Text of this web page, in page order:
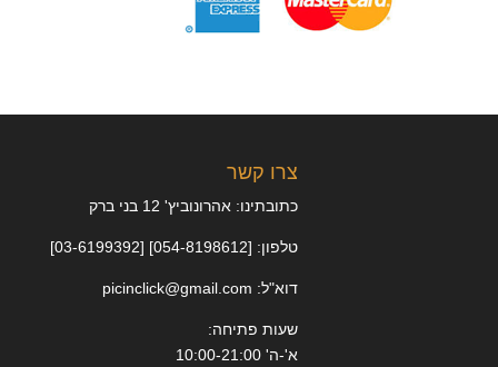
צרו קשר
כתובתינו: אהרונוביץ' 12 בני ברק
טלפון: [054-8198612] [03-6199392]
דוא"ל: picinclick@gmail.com
שעות פתיחה:
א'-ה' 10:00-21:00